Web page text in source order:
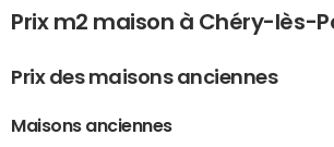
Prix m2 maison à Chéry-lès-
Prix des maisons anciennes
Maisons anciennes